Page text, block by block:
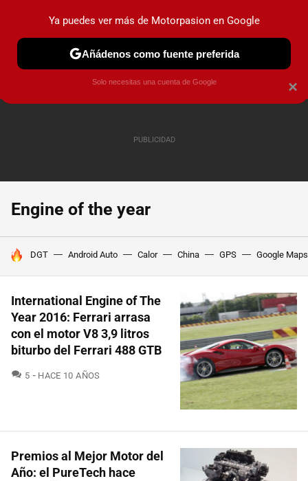
PRUEBAS COCHES ELÉCTRICOS OBSERVATORIO
Engine of the year
HOY SE HABLA DE
DGT Android Auto Calor China GPS Google Maps
International Engine of The
Year 2016: Ferrari arrasa
con el motor V8 3,9 litros
biturbo del Ferrari 488 GTB
5 COMENTARIOS
HACE 10 AÑOS
Premios al Mejor Motor del
Año: el PureTech hace
×
Ya puedes ver más de Motorpasion en Google
Añádenos como fuente preferida
Solo necesitas una cuenta de Google